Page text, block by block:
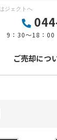
ジェクトへ
9：30～18：
ご売却につ